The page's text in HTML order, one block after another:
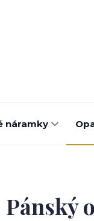
náramky
Pánský